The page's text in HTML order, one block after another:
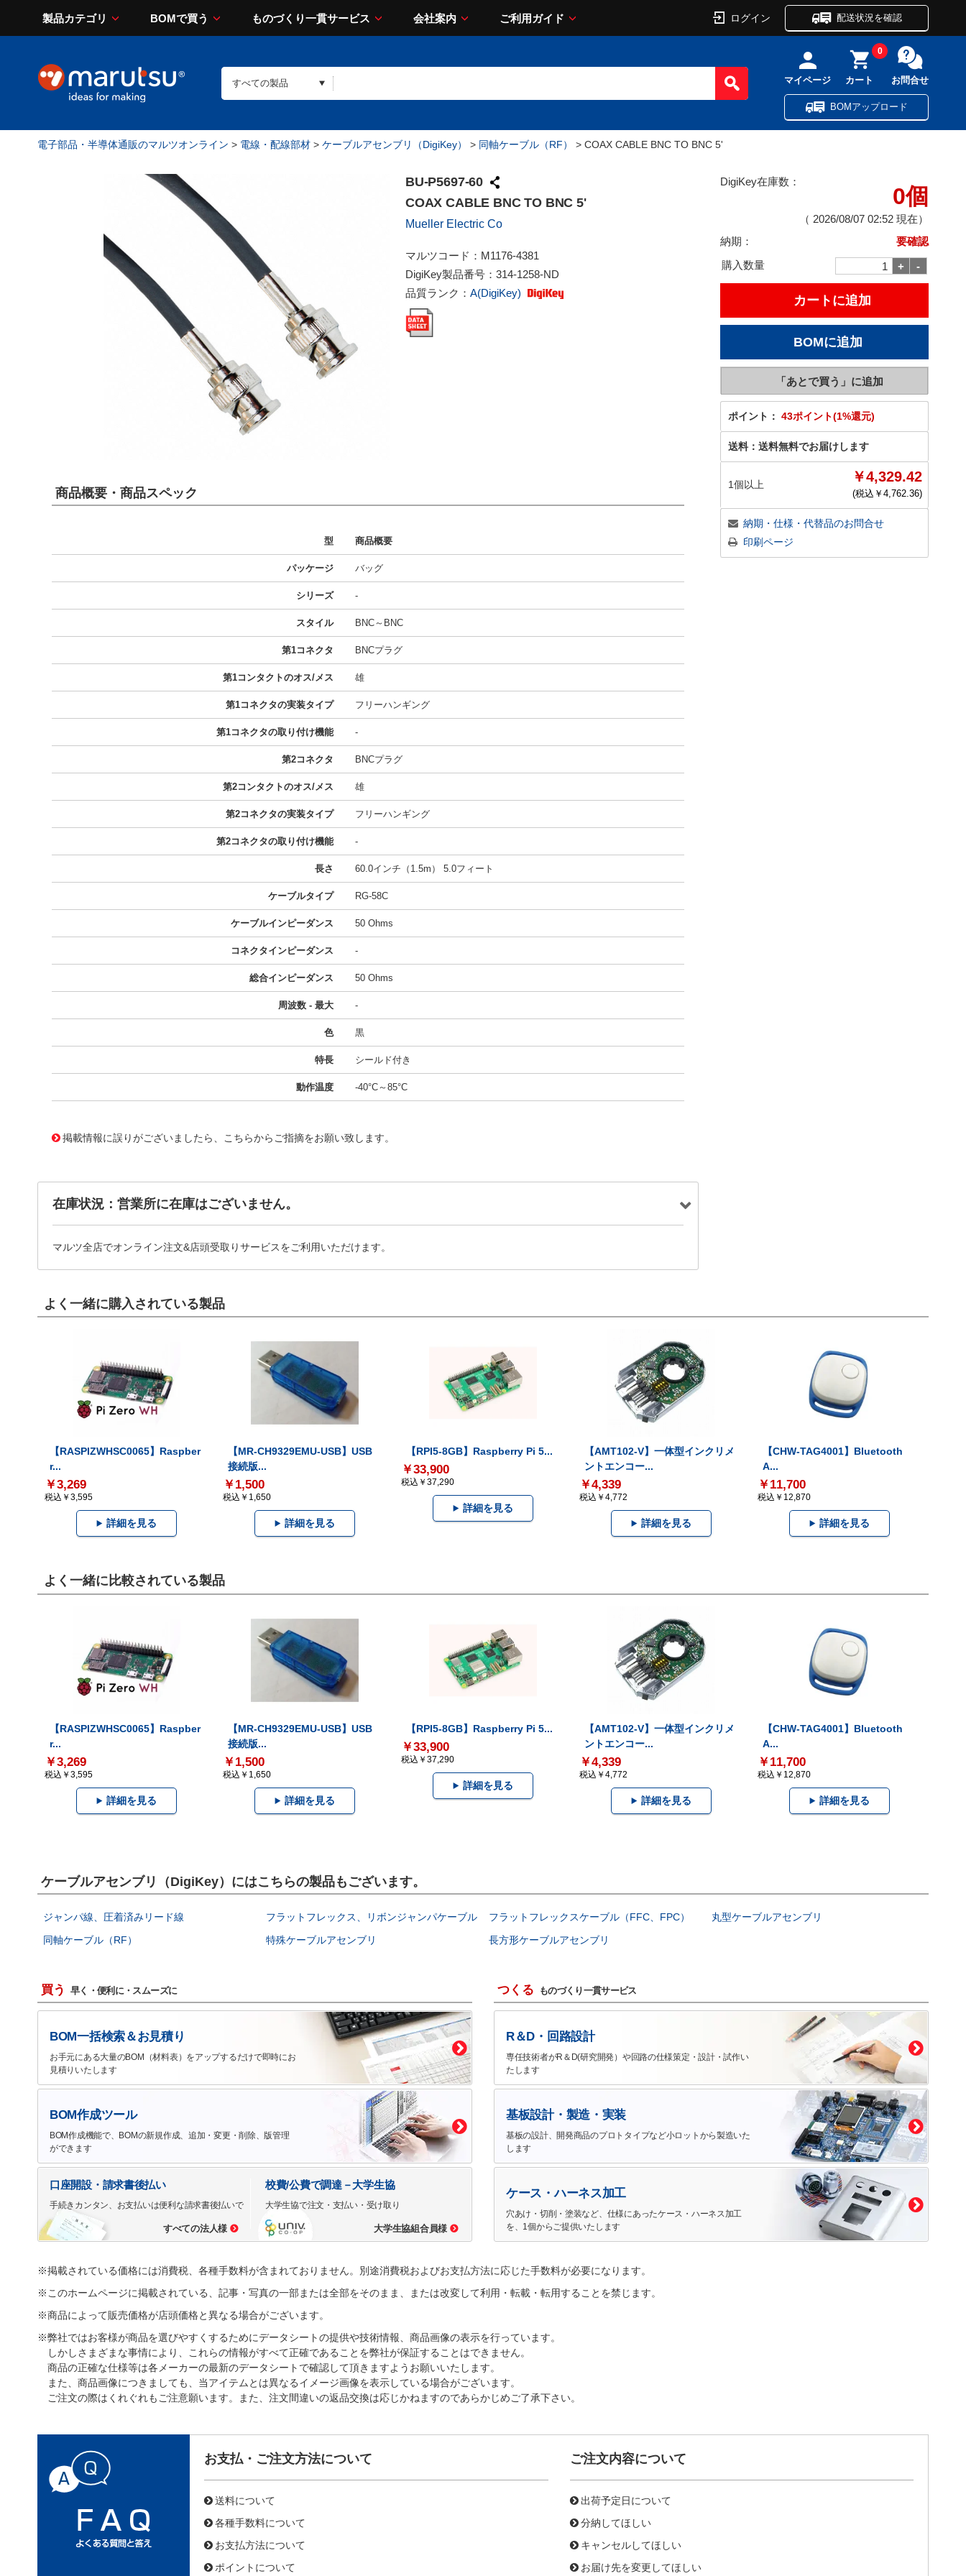
製品カテゴリ BOMで買う ものづくり一貫サービス 会社案内 ご利用ガイド ログイン 配送状況を確認
マイページ カート
0
お問合せ
BOMアップロード
電子部品・半導体通販のマルツオンライン > 電線・配線部材 > ケーブルアセンブリ（DigiKey） > 同軸ケーブル（RF） > COAX CABLE BNC TO BNC 5'
BU-P5697-60
COAX CABLE BNC TO BNC 5'
Mueller Electric Co
マルツコード： M1176-4381
DigiKey製品番号： 314-1258-ND
品質ランク： A(DigiKey)
DigiKey在庫数：
0個
（ 2026/08/07 02:52 現在）
納期：
要確認
購入数量
ポイント： 43ポイント(1%還元)
送料： 送料無料でお届けします
1個以上 ￥4,329.42
(税込￥ 4,762.36)
納期・仕様・代替品のお問合せ
印刷ページ
商品概要・商品スペック
型 商品概要
パッケージ バッグ
シリーズ -
スタイル BNC～BNC
第1コネクタ BNCプラグ
第1コンタクトのオス/メス 雄
第1コネクタの実装タイプ フリーハンギング
第1コネクタの取り付け機能 -
第2コネクタ BNCプラグ
第2コンタクトのオス/メス 雄
第2コネクタの実装タイプ フリーハンギング
第2コネクタの取り付け機能 -
長さ 60.0インチ（1.5m） 5.0フィート
ケーブルタイプ RG-58C
ケーブルインピーダンス 50 Ohms
コネクタインピーダンス -
総合インピーダンス 50 Ohms
周波数 - 最大 -
色 黒
特長 シールド付き
動作温度 -40°C～85°C
掲載情報に誤りがございましたら、こちらからご指摘をお願い致します。
在庫状況：営業所に在庫はございません。
マルツ全店でオンライン注文&店頭受取りサービスをご利用いただけます。
よく一緒に購入されている製品
【RASPIZWHSC0065】Raspber
r...
￥3,269
税込￥3,595
詳細を見る
【MR-CH9329EMU-USB】USB
接続版...
￥1,500
税込￥1,650
詳細を見る
【RPI5-8GB】Raspberry Pi 5...
￥33,900
税込￥37,290
詳細を見る
【AMT102-V】一体型インクリメ
ントエンコー...
￥4,339
税込￥4,772
詳細を見る
【CHW-TAG4001】Bluetooth
A...
￥11,700
税込￥12,870
詳細を見る
よく一緒に比較されている製品
【RASPIZWHSC0065】Raspber
r...
￥3,269
税込￥3,595
詳細を見る
【MR-CH9329EMU-USB】USB
接続版...
￥1,500
税込￥1,650
詳細を見る
【RPI5-8GB】Raspberry Pi 5...
￥33,900
税込￥37,290
詳細を見る
【AMT102-V】一体型インクリメ
ントエンコー...
￥4,339
税込￥4,772
詳細を見る
【CHW-TAG4001】Bluetooth
A...
￥11,700
税込￥12,870
詳細を見る
ケーブルアセンブリ（DigiKey）にはこちらの製品もございます。
ジャンパ線、圧着済みリード線 フラットフレックス、リボンジャンパケーブル フラットフレックスケーブル（FFC、FPC）
丸型ケーブルアセンブリ
同軸ケーブル（RF）
特殊ケーブルアセンブリ 長方形ケーブルアセンブリ
買う 早く・便利に・スムーズに
BOM一括検索＆お見積り
お手元にある大量のBOM（材料表）をアップするだけで即時にお
見積りいたします
BOM作成ツール
BOM作成機能で、BOMの新規作成、追加・変更・削除、版管理
ができます
口座開設・請求書後払い
手続きカンタン、お支払いは便利な請求書後払いで
すべての法人様
校費/公費で調達－大学生協
大学生協で注文・支払い・受け取り
大学生協組合員様
つくる ものづくり一貫サービス
R＆D・回路設計
専任技術者がR＆D(研究開発）や回路の仕様策定・設計・試作い
たします
基板設計・製造・実装
基板の設計、開発商品のプロトタイプなど小ロットから製造いた
します
ケース・ハーネス加工
穴あけ・切削・塗装など、仕様にあったケース・ハーネス加工
を、1個からご提供いたします
※掲載されている価格には消費税、各種手数料が含まれておりません。別途消費税およびお支払方法に応じた手数料が必要になります。
※このホームページに掲載されている、記事・写真の一部または全部をそのまま、または改変して利用・転載・転用することを禁じます。
※商品によって販売価格が店頭価格と異なる場合がございます。
※弊社ではお客様が商品を選びやすくするためにデータシートの提供や技術情報、商品画像の表示を行っています。
しかしさまざまな事情により、これらの情報がすべて正確であることを弊社が保証することはできません。
商品の正確な仕様等は各メーカーの最新のデータシートで確認して頂きますようお願いいたします。
また、商品画像につきましても、当アイテムとは異なるイメージ画像を表示している場合がございます。
ご注文の際はくれぐれもご注意願います。また、注文間違いの返品交換は応じかねますのであらかじめご了承下さい。
お支払・ご注文方法について
送料について
各種手数料について
お支払方法について
ポイントについて
ご注文内容について
出荷予定日について
分納してほしい
キャンセルしてほしい
お届け先を変更してほしい